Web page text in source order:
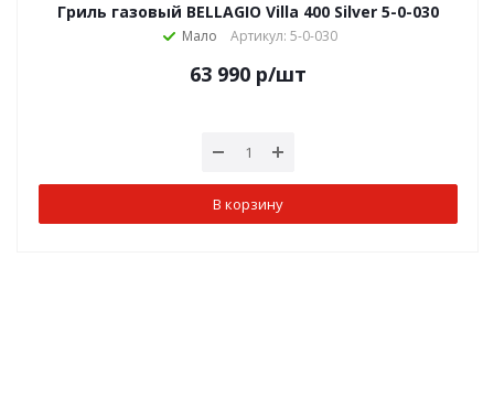
Гриль газовый BELLAGIO Villa 400 Silver 5-0-030
Мало Артикул: 5-0-030
63 990 р/шт
В корзину